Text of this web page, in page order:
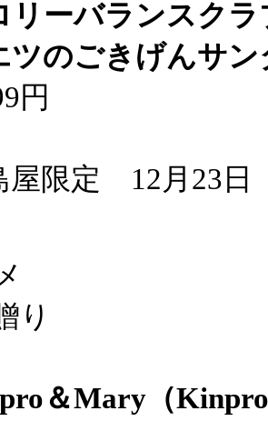
リーバランスクラ
ツのごきげんサン
円
屋限定 12月23日
＆Mary（